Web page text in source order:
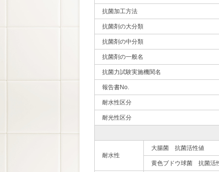
抗菌加工方法
抗菌剤の大分類
抗菌剤の中分類
抗菌剤の一般名
抗菌力試験実施機関名
報告書No.
耐水性区分
耐光性区分
耐水性
大腸菌 抗菌活性値
黄色ブドウ球菌 抗菌活